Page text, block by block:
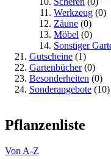
Werkzeug (0)
Zäune (0)
Möbel (0)
Sonstiger
Gutscheine (1)
Gartenbücher(0)
Besonderheiten (0)
Sonderangebote (10)
Pflanzenliste
Von A-Z